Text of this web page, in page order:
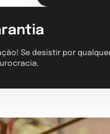
Se desistir por